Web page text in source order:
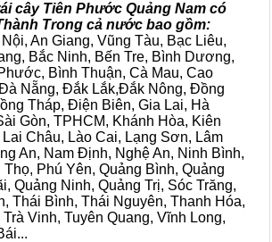
cây Tiên Phước Quảng Nam có
Trong cả nước bao gồm:
An Giang, Vũng Tàu, Bạc Liêu,
Bắc Ninh, Bến Tre, Bình Dương,
Bình Thuận, Cà Mau, Cao
Nẵng, Đắk Lắk,Đắk Nông, Đồng
Tháp, Điện Biên, Gia Lai, Hà
Gòn, TPHCM, Khánh Hòa, Kiên
Châu, Lào Cai, Lạng Sơn, Lâm
An, Nam Định, Nghệ An, Ninh Bình,
Phú Yên, Quảng Bình, Quảng
Quảng Ninh, Quảng Trị, Sóc Trăng,
Thái Bình, Thái Nguyên, Thanh Hóa,
Vinh, Tuyên Quang, Vĩnh Long,